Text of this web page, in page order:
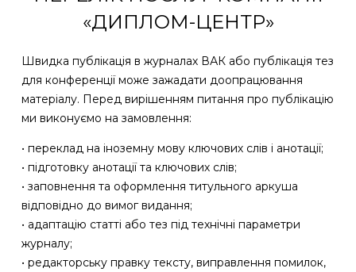
«ДИПЛОМ-ЦЕНТР»
Швидка публікація в журналах ВАК або публікація тез
для конференції може зажадати доопрацювання
матеріалу. Перед вирішенням питання про публікацію
ми виконуємо на замовлення:
• переклад на іноземну мову ключових слів і анотації;
• підготовку анотації та ключових слів;
• заповнення та оформлення титульного аркуша
відповідно до вимог видання;
• адаптацію статті або тез під технічні параметри
журналу;
• редакторську правку тексту, виправлення помилок,